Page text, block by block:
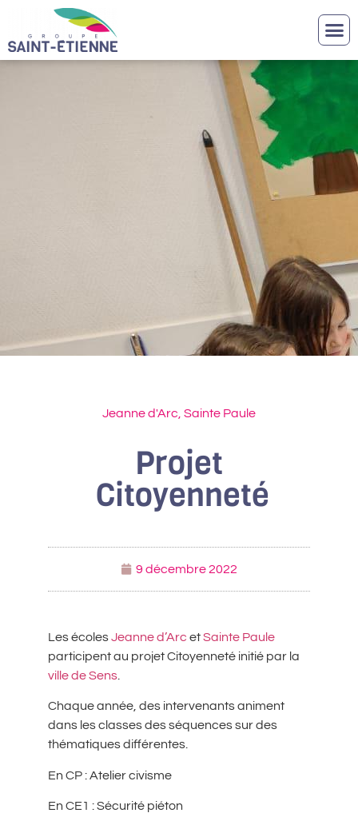
Jeanne d'Arc Sainte Paule
Projet
Citoyenneté
9 décembre 2022
Les écolesJeanne d’Arc etSainte Paule
participent au projet Citoyenneté initié par la
ville de Sens
Chaque année, des intervenants animent
dans les classes des séquences sur des
thématiques différentes.
En CP : Atelier civisme
En CE1 : Sécurité piéton